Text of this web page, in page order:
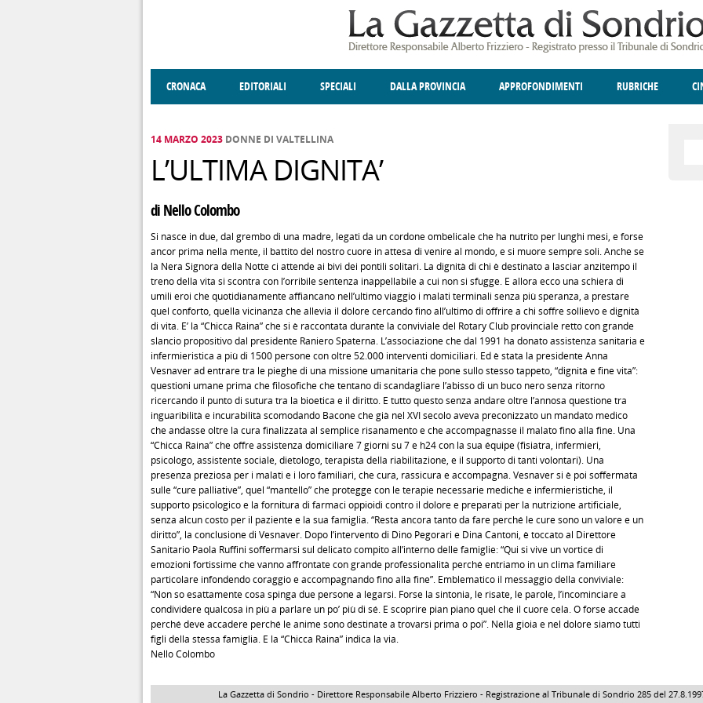
CRONACA EDITORIALI SPECIALI DALLA PROVINCIA APPROFONDIMENTI RUBRICHE
14 MARZO 2023 DONNE DI VALTELLINA
L’ULTIMA DIGNITA’
di Nello Colombo
Si nasce in due, dal grembo di una madre, legati da un cordone ombelicale che ha nutrito per lunghi mesi, e forse
ancor prima nella mente, il battito del nostro cuore in attesa di venire al mondo, e si muore sempre soli. Anche se
la Nera Signora della Notte ci attende ai bivi dei pontili solitari. La dignità di chi è destinato a lasciar anzitempo il
treno della vita si scontra con l’orribile sentenza inappellabile a cui non si sfugge. E allora ecco una schiera di
umili eroi che quotidianamente affiancano nell’ultimo viaggio i malati terminali senza più speranza, a prestare
quel conforto, quella vicinanza che allevia il dolore cercando fino all’ultimo di offrire a chi soffre sollievo e dignità
di vita. E’ la “Chicca Raina” che si è raccontata durante la conviviale del Rotary Club provinciale retto con grande
slancio propositivo dal presidente Raniero Spaterna. L’associazione che dal 1991 ha donato assistenza sanitaria e
infermieristica a più di 1500 persone con oltre 52.000 interventi domiciliari. Ed è stata la presidente Anna
Vesnaver ad entrare tra le pieghe di una missione umanitaria che pone sullo stesso tappeto, “dignità e fine vita”:
questioni umane prima che filosofiche che tentano di scandagliare l’abisso di un buco nero senza ritorno
ricercando il punto di sutura tra la bioetica e il diritto. E tutto questo senza andare oltre l’annosa questione tra
inguaribilità e incurabilità scomodando Bacone che già nel XVI secolo aveva preconizzato un mandato medico
che andasse oltre la cura finalizzata al semplice risanamento e che accompagnasse il malato fino alla fine. Una
“Chicca Raina” che offre assistenza domiciliare 7 giorni su 7 e h24 con la sua équipe (fisiatra, infermieri,
psicologo, assistente sociale, dietologo, terapista della riabilitazione, e il supporto di tanti volontari). Una
presenza preziosa per i malati e i loro familiari, che cura, rassicura e accompagna. Vesnaver si è poi soffermata
sulle “cure palliative”, quel “mantello” che protegge con le terapie necessarie mediche e infermieristiche, il
supporto psicologico e la fornitura di farmaci oppioidi contro il dolore e preparati per la nutrizione artificiale,
senza alcun costo per il paziente e la sua famiglia. “Resta ancora tanto da fare perché le cure sono un valore e un
diritto”, la conclusione di Vesnaver. Dopo l’intervento di Dino Pegorari e Dina Cantoni, è toccato al Direttore
Sanitario Paola Ruffini soffermarsi sul delicato compito all’interno delle famiglie: “Qui si vive un vortice di
emozioni fortissime che vanno affrontate con grande professionalità perché entriamo in un clima familiare
particolare infondendo coraggio e accompagnando fino alla fine”. Emblematico il messaggio della conviviale:
“Non so esattamente cosa spinga due persone a legarsi. Forse la sintonia, le risate, le parole, l’incominciare a
condividere qualcosa in più a parlare un po’ più di sé. E scoprire pian piano quel che il cuore cela. O forse accade
perché deve accadere perché le anime sono destinate a trovarsi prima o poi”. Nella gioia e nel dolore siamo tutti
figli della stessa famiglia. E la “Chicca Raina” indica la via.
Nello Colombo
La Gazzetta di Sondrio - Direttore Responsabile Alberto Frizziero - Registrazione al Tribunale di Sondrio 285 del